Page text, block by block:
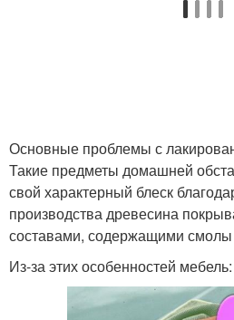
Основные проблемы с
Такие предметы домашней
свой характерный блеск
производства древесина
составами, содержащими смолы
Из-за этих особенностей мебель: